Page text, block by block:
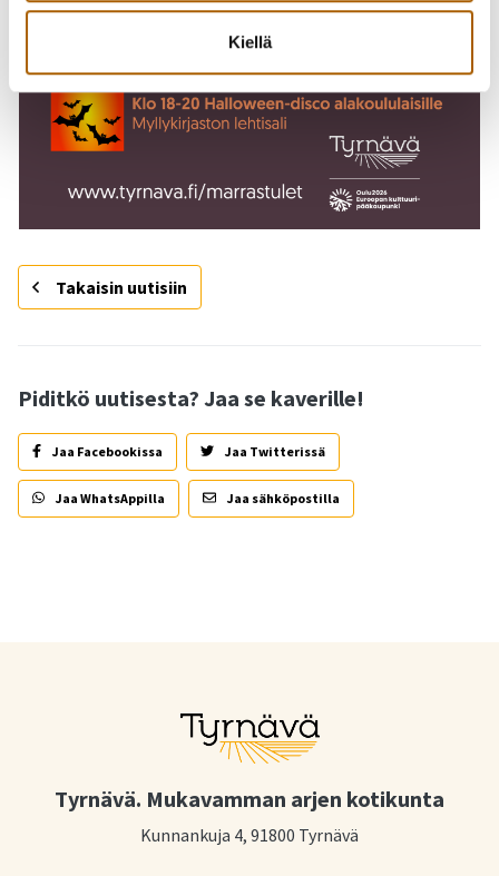
Kiellä
Takaisin uutisiin
Piditkö uutisesta? Jaa se kaverille!
Jaa Facebookissa Jaa Twitterissä
Jaa WhatsAppilla Jaa sähköpostilla
Tyrnävä. Mukavamman arjen kotikunta
Kunnankuja 4, 91800 Tyrnävä